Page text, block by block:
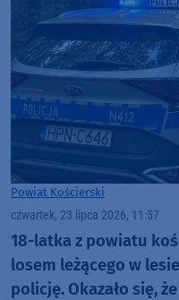
Powiat Kościerski
czwartek, 23 lipca 2026, 11:57
18-latka z powiatu
losem leżącego w
policję. Okazało się,